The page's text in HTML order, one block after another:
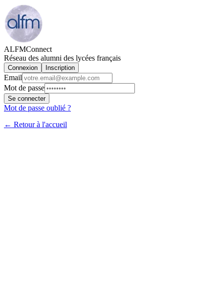
ALFMConnect
Réseau des alumni des lycées français
Connexion Inscription
Email
Mot de passe
Se connecter
Mot de passe oublié ?
← Retour à l'accueil